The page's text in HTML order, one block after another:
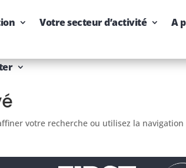
Votre secteur d’activité A
votre recherche ou utilisez la